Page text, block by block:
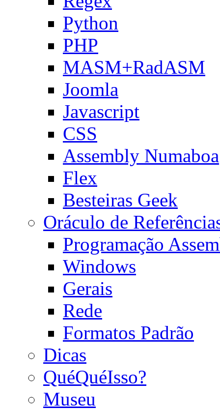
Python
PHP
MASM+RadASM
Joomla
Javascript
CSS
Assembly Numaboa
Flex
Besteiras Geek
Oráculo de
Programação
Windows
Gerais
Rede
Formatos Padrão
Dicas
QuéQuéIsso?
Museu